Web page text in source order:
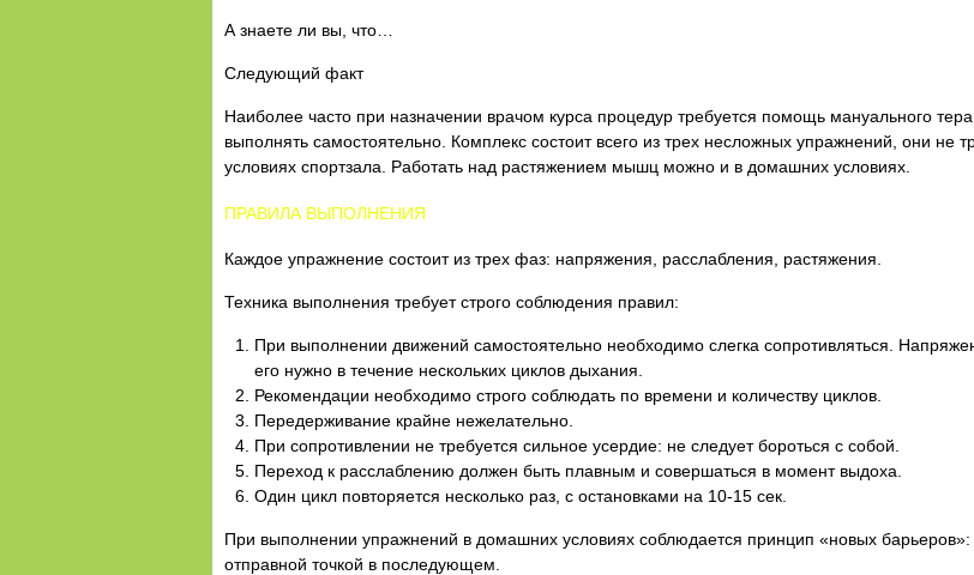
А знаете ли вы, что…
Следующий факт
Наиболее часто при назначении врачом курса процедур требуется помощь мануального
выполнять самостоятельно. Комплекс состоит всего из трех несложных упражнений, они не
условиях спортзала. Работать над растяжением мышц можно и в домашних условиях.
ПРАВИЛА ВЫПОЛНЕНИЯ
Каждое упражнение состоит из трех фаз: напряжения, расслабления, растяжения.
Техника выполнения требует строго соблюдения правил:
При выполнении движений самостоятельно необходимо слегка сопротивляться.
его нужно в течение нескольких циклов дыхания.
Рекомендации необходимо строго соблюдать по времени и количеству циклов.
Передерживание крайне нежелательно.
При сопротивлении не требуется сильное усердие: не следует бороться с собой.
Переход к расслаблению должен быть плавным и совершаться в момент выдоха.
Один цикл повторяется несколько раз, с остановками на 10-15 сек.
При выполнении упражнений в домашних условиях соблюдается принцип «новых
отправной точкой в последующем.